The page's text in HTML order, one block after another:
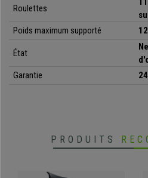
Siège ajustable en hauteur, à l'aide
• Rembourrage de haute densité
Revêtement en cuir synthétique de
• Repose-pieds extensible
Dossier inclinable à 165-170 degrés
Roulettes
Poids maximum supporté
État
Garantie
PRODUITS